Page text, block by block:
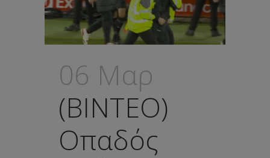
06 Μαρ
(ΒΙΝΤΕΟ)
Οπαδός